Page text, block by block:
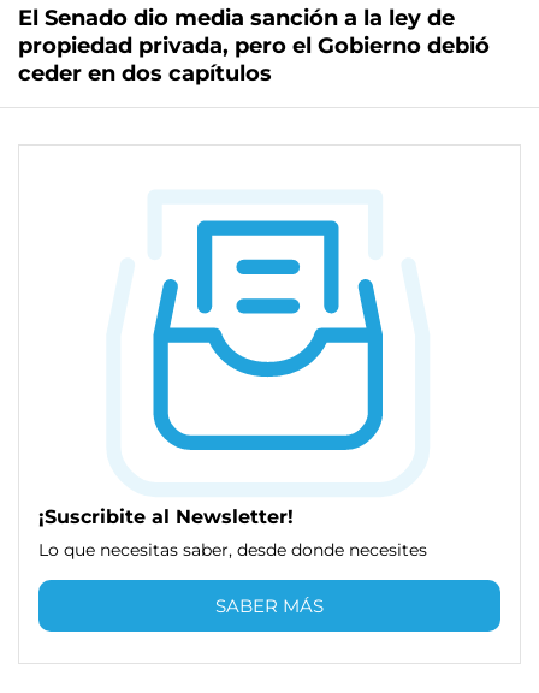
El Senado dio media sanción a la ley de
propiedad privada, pero el Gobierno debió
ceder en dos capítulos
¡Suscribite al Newsletter!
Lo que necesitas saber, desde donde necesites
SABER MÁS